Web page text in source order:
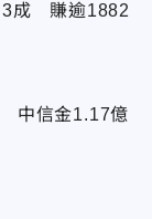
3成 賺逾1882
中信金1.17億